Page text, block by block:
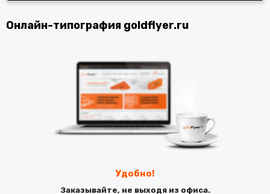
Онлайн-типография goldflyer.ru
Удобно!
Заказывайте, не выходя из офиса.